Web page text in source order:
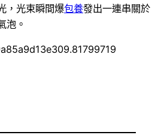
，光束瞬間爆包養發出一連串關於
泡。